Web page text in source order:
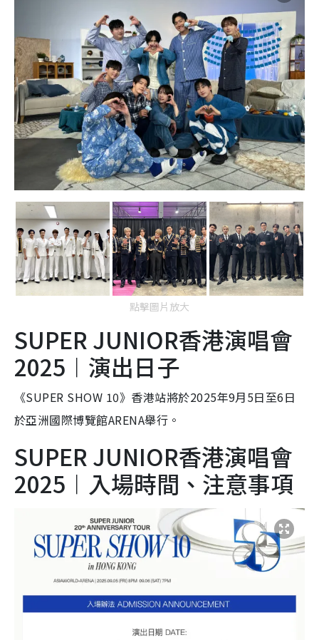
點擊圖片放大
SUPER JUNIOR香港演唱會
2025︱ 演出日子
《SUPER SHOW 10》香港站將於2025年9月5日至6日
於亞洲國際博覽館ARENA舉行。
SUPER JUNIOR香港演唱會
2025︱ 入場時間、注意事項